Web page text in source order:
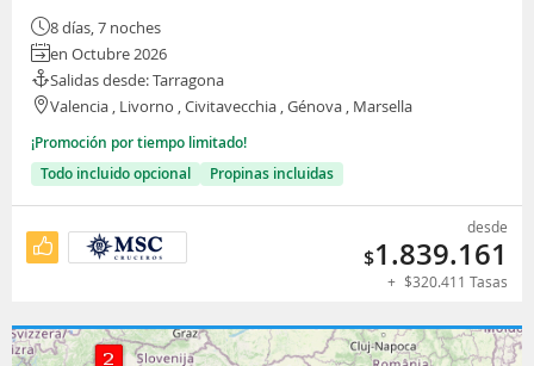
8 días, 7 noches
en Octubre 2026
Salidas desde: Tarragona
Valencia , Livorno , Civitavecchia , Génova , Marsella
¡Promoción por tiempo limitado!
Todo incluido opcional
Propinas incluidas
desde
$1.839.161
+ $320.411 Tasas